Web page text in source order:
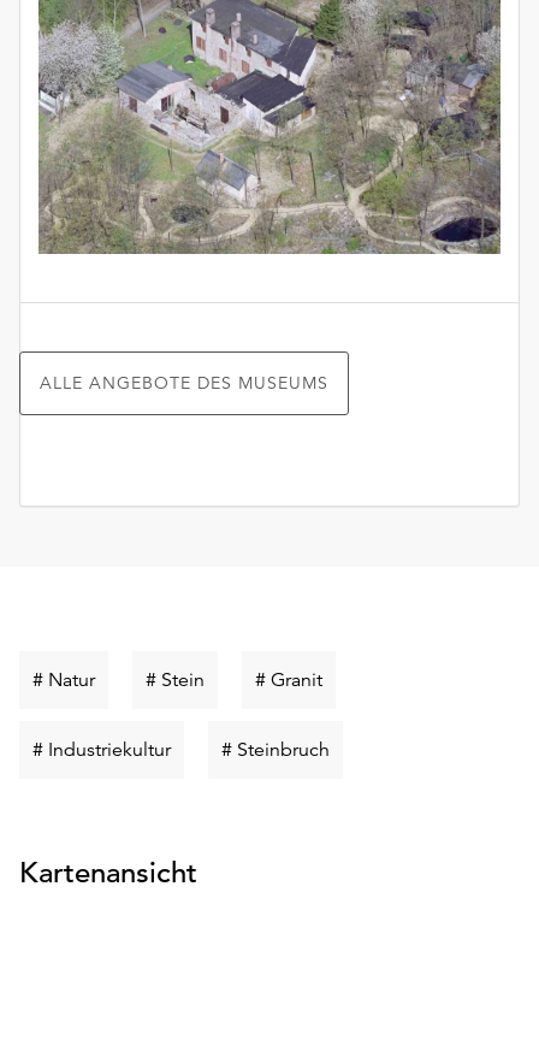
ALLE ANGEBOTE DES MUSEUMS
# NaturSchlüsselwort
# Stein Schlüsselwort
# GranitSchlüsselwort
# IndustriekulturSchlüsselwort
# Steinbruch
Kartenansicht